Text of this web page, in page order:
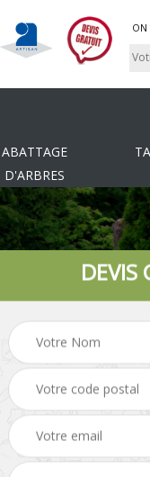
ON
ABATTAGE
D'ARBRES
Tonte et
DEVIS